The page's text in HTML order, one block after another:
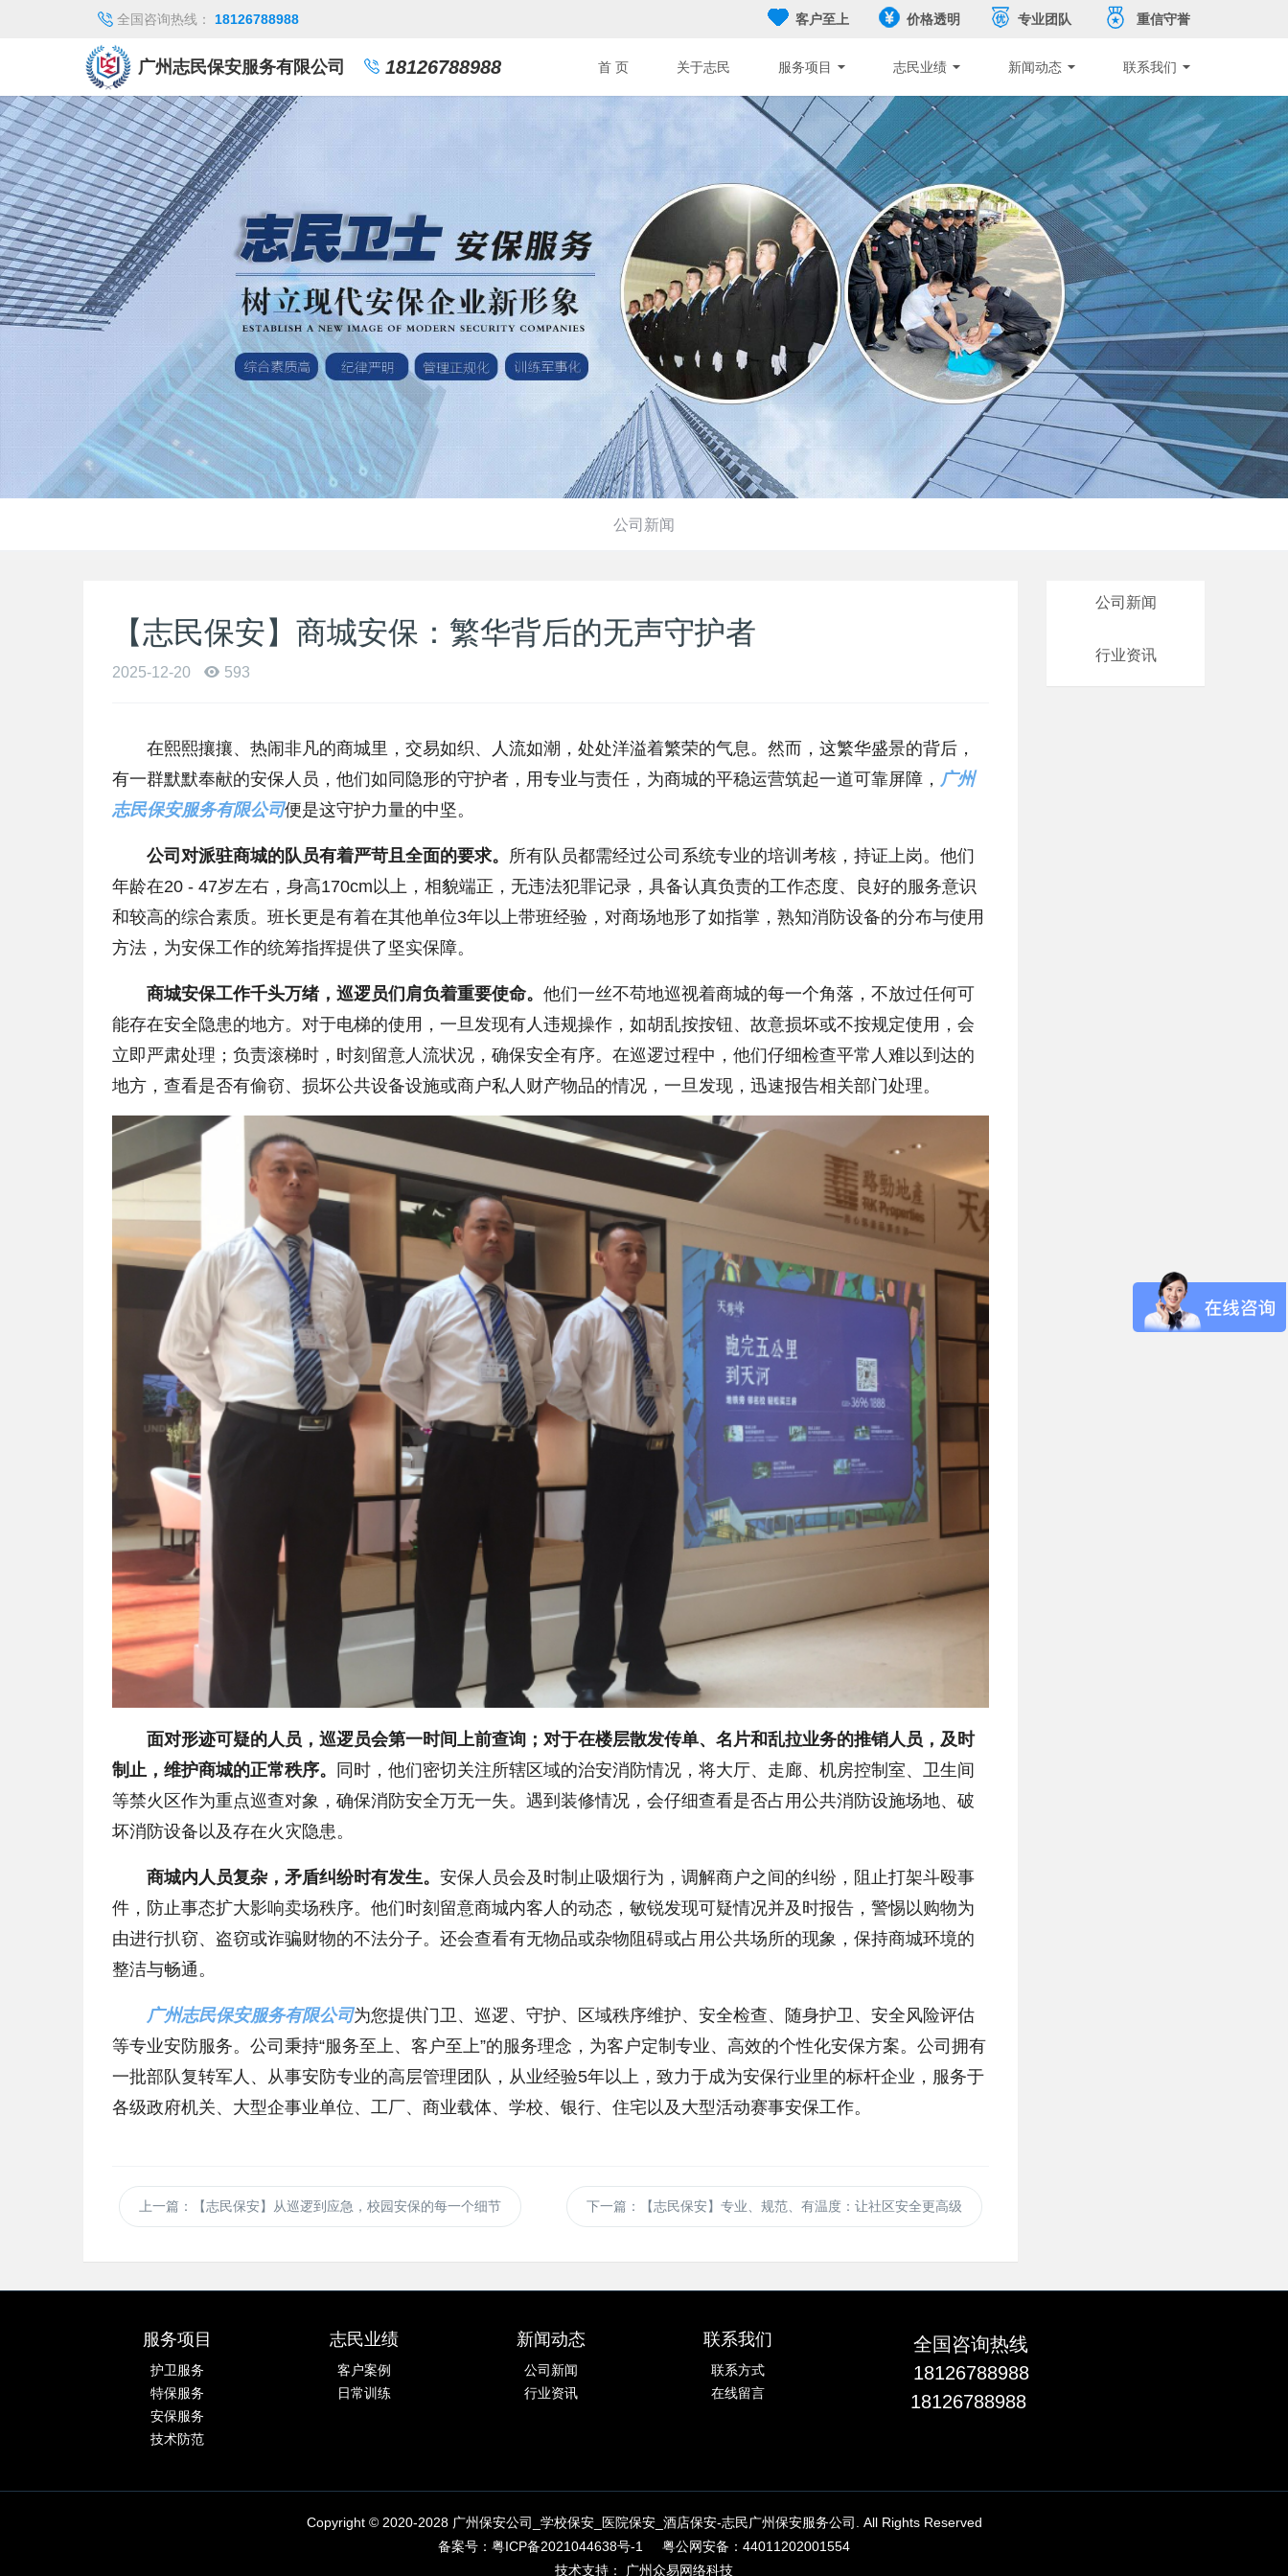
全国咨询热线： 18126788988 客户至上 价格透明 专业团队 重信守誉
广州志民保安服务有限公司 18126788988 首 页 关于志民 服务项目 志民业绩 新闻动态 联系我们
公司新闻
【志民保安】商城安保：繁华背后的无声守护者
2025-12-20 593
在熙熙攘攘、热闹非凡的商城里，交易如织、人流如潮，处处洋溢着繁荣的气息。然而，这繁华盛景的背后，
有一群默默奉献的安保人员，他们如同隐形的守护者，用专业与责任，为商城的平稳运营筑起一道可靠屏障，
广州
志民保安服务有限公司便是这守护力量的中坚。
公司对派驻商城的队员有着严苛且全面的要求。
所有队员都需经过公司系统专业的培训考核，持证上岗。他们
年龄在20 - 47岁左右，身高170cm以上，相貌端正，无违法犯罪记录，具备认真负责的工作态度、良好的服务意识
和较高的综合素质。班长更是有着在其他单位3年以上带班经验，对商场地形了如指掌，熟知消防设备的分布与使用
方法，为安保工作的统筹指挥提供了坚实保障。
商城安保工作千头万绪，巡逻员们肩负着重要使命。 他们一丝不苟地巡视着商城的每一个角落，不放过任何可
能存在安全隐患的地方。对于电梯的使用，一旦发现有人违规操作，如胡乱按按钮、故意损坏或不按规定使用，会
立即严肃处理；负责滚梯时，时刻留意人流状况，确保安全有序。在巡逻过程中，他们仔细检查平常人难以到达的
地方，查看是否有偷窃、损坏公共设备设施或商户私人财产物品的情况，一旦发现，迅速报告相关部门处理。
面对形迹可疑的人员，巡逻员会第一时间上前查询；对于在楼层散发传单、名片和乱拉业务的推销人员，及时
制止，维护商城的正常秩序。
同时，他们密切关注所辖区域的治安消防情况，将大厅、走廊、机房控制室、卫生间
等禁火区作为重点巡查对象，确保消防安全万无一失。遇到装修情况，会仔细查看是否占用公共消防设施场地、破
坏消防设备以及存在火灾隐患。
商城内人员复杂，矛盾纠纷时有发生。 安保人员会及时制止吸烟行为，调解商户之间的纠纷，阻止打架斗殴事
件，防止事态扩大影响卖场秩序。他们时刻留意商城内客人的动态，敏锐发现可疑情况并及时报告，警惕以购物为
由进行扒窃、盗窃或诈骗财物的不法分子。还会查看有无物品或杂物阻碍或占用公共场所的现象，保持商城环境的
整洁与畅通。
广州志民保安服务有限公司为您提供门卫、巡逻、守护、区域秩序维护、安全检查、随身护卫、安全风险评估
等专业安防服务。公司秉持“服务至上、客户至上”的服务理念，为客户定制专业、高效的个性化安保方案。公司拥有
一批部队复转军人、从事安防专业的高层管理团队，从业经验5年以上，致力于成为安保行业里的标杆企业，服务于
各级政府机关、大型企事业单位、工厂、商业载体、学校、银行、住宅以及大型活动赛事安保工作。
上一篇 ：【志民保安】从巡逻到应急，校园安保的每一个细节 下一篇 ：【志民保安】专业、规范、有温度：让社区安全更高级
公司新闻
行业资讯
服务项目
护卫服务
特保服务
安保服务
技术防范
志民业绩
客户案例
日常训练
新闻动态
公司新闻
行业资讯
联系我们
联系方式
在线留言
全国咨询热线
18126788988
18126788988
Copyright © 2020-2028 广州保安公司_学校保安_医院保安_酒店保安-志民广州保安服务公司. All Rights Reserved
备案号： 粤ICP备2021044638号-1
粤公网安备：44011202001554
技术支持：
广州众易网络科技